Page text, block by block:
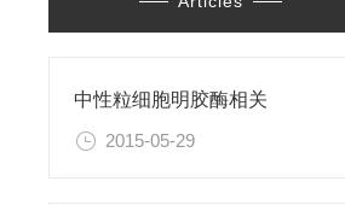
中性粒细胞明胶酶相关
2015-05-29